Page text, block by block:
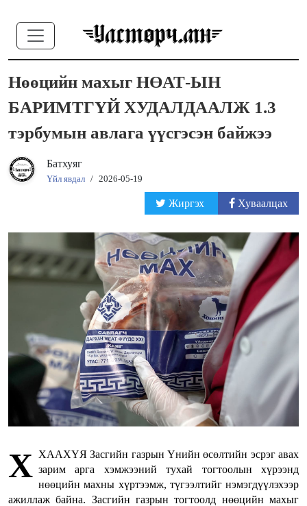
Нөөцийн махыг НӨАТ-ЫН
БАРИМТГҮЙ ХУДАЛДААЛЖ 1.3
тэрбумын авлага үүсгэсэн байжээ
Батхуяг
Үйл явдал / 2026-05-19
Жиргэх Хуваалцах
Х ХААХҮЯ Засгийн газрын Үнийн өсөлтийн эсрэг авах
зарим арга хэмжээний тухай тогтоолын хүрээнд
нөөцийн махны хүртээмж, түгээлтийг нэмэгдүүлэхээр
ажиллаж байна. Засгийн газрын тогтоолд нөөцийн махыг